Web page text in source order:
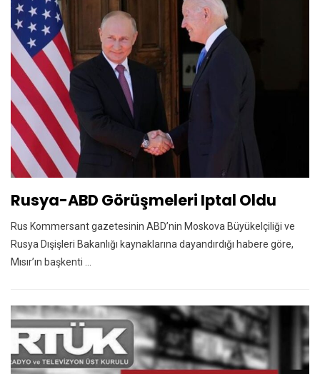
Rusya-ABD Görüşmeleri Iptal Oldu
Rus Kommersant gazetesinin ABD’nin Moskova Büyükelçiliği ve
Rusya Dışişleri Bakanlığı kaynaklarına dayandırdığı habere göre,
Mısır’ın başkenti ...